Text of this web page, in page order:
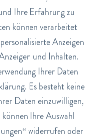
Mikroplastik.
Inaktiv
Inaktiv
Inaktiv
Ihre Erfahrung zu
können verarbeitet
Anzeigen
und Inhalten.
Ihrer Daten
Es besteht keine
Daten einzuwilligen,
Ihre Auswahl
widerrufen oder